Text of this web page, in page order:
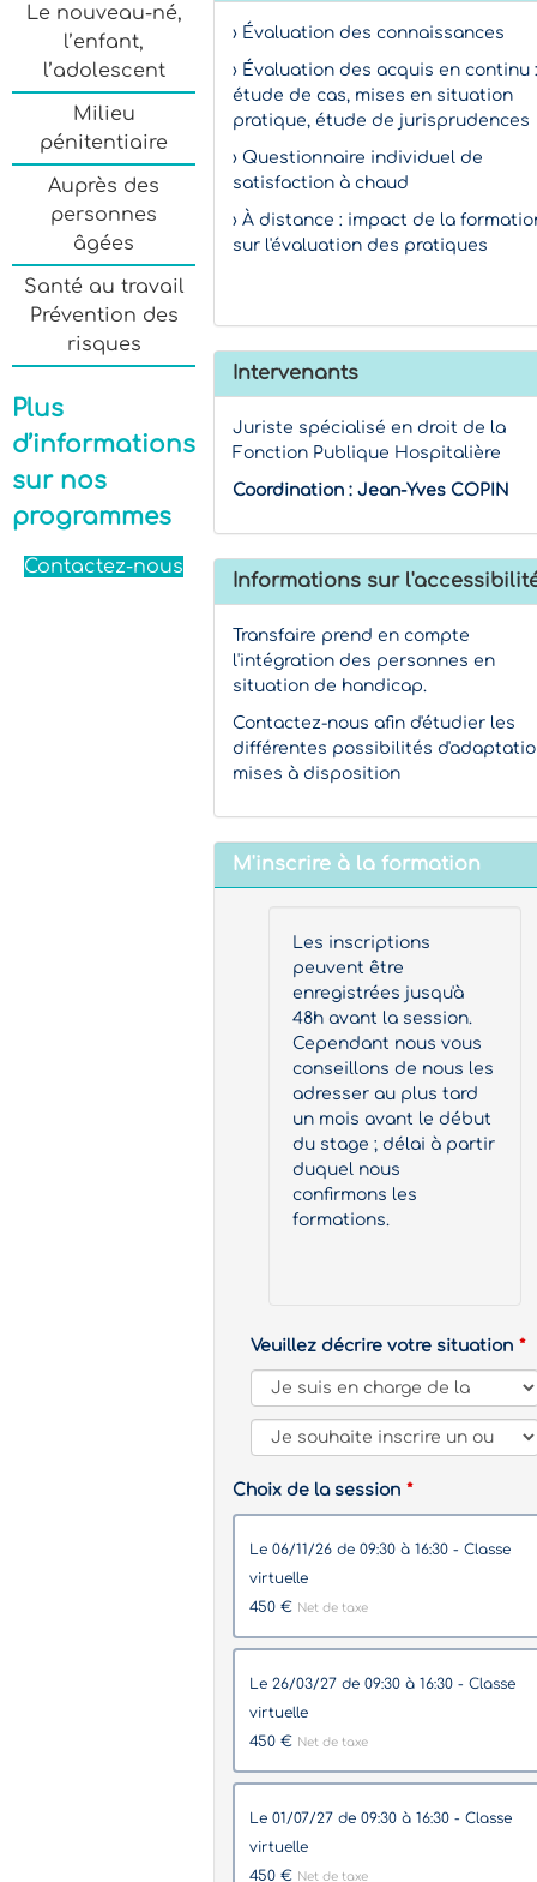
Le nouveau-né,
l’enfant,
l’adolescent
Milieu
pénitentiaire
Auprès des
personnes
âgées
Santé au travail
Prévention des
risques
Plus
d’informations
sur nos
programmes
Contactez-nous
› Évaluation des connaissances
› Évaluation des acquis en continu :
étude de cas, mises en situation
pratique, étude de jurisprudences
› Questionnaire individuel de
satisfaction à chaud
› À distance : impact de la
sur l'évaluation des pratiques
Intervenants
Juriste spécialisé en droit de la
Fonction Publique Hospitalière
Coordination : Jean-Yves COPIN
Informations sur
Transfaire prend en compte
l'intégration des personnes en
situation de handicap.
Contactez-nous afin d'étudier les
différentes possibilités
mises à disposition
M'inscrire à la formation
Les inscriptions
peuvent être
enregistrées jusqu'à
48h avant la session.
Cependant nous vous
conseillons de nous les
adresser au plus tard
un mois avant le début
du stage ; délai à partir
duquel nous
confirmons les
formations.
Veuillez décrire votre situation
Choix de la session
le 06/11/26 de 09:30 à 16:30 - Classe
virtuelle
450 € Net de taxe
le 26/03/27 de 09:30 à 16:30 - Classe
virtuelle
450 € Net de taxe
le 01/07/27 de 09:30 à 16:30 - Classe
virtuelle
450 € Net de taxe